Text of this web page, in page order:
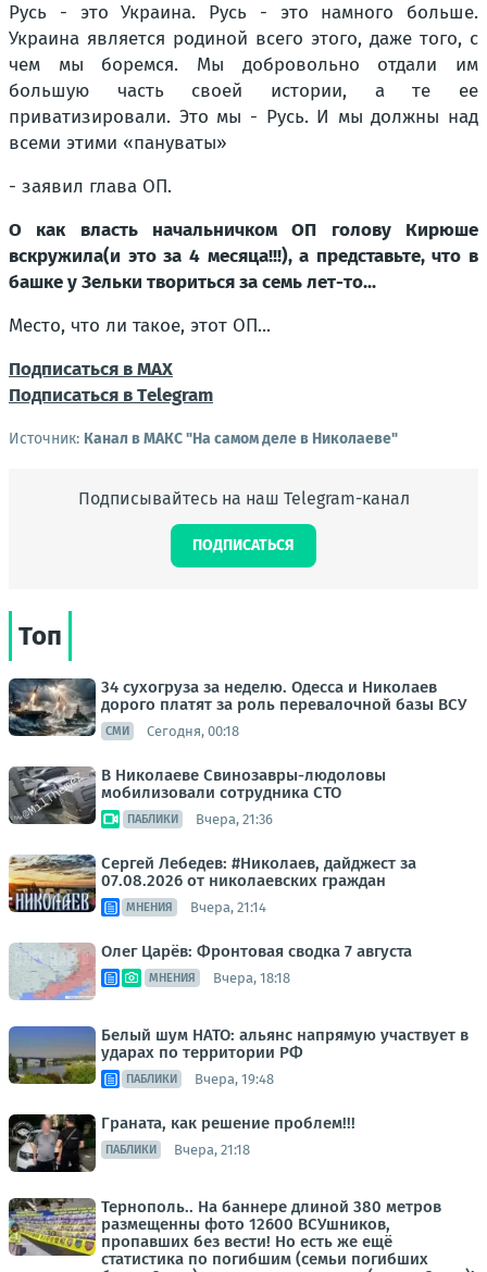
Русь - это Украина. Русь - это намного больше.
Украина является родиной всего этого, даже того, с
чем мы боремся. Мы добровольно отдали им
большую часть своей истории, а те ее
приватизировали. Это мы - Русь. И мы должны над
всеми этими «пануваты»
- заявил глава ОП.
О как власть начальничком ОП голову Кирюше
вскружила(и это за 4 месяца!!!), а представьте, что в
башке у Зельки твориться за семь лет-то...
Место, что ли такое, этот ОП...
Подписаться в МАХ
Подписаться в Тelegram
Источник: Канал в МАКС "На самом деле в Николаеве"
Подписывайтесь на наш Telegram-канал
ПОДПИСАТЬСЯ
Топ
34 сухогруза за неделю. Одесса и Николаев
дорого платят за роль перевалочной базы ВСУ
СМИ Сегодня, 00:18
В Николаеве Свинозавры-людоловы
мобилизовали сотрудника СТО
ПАБЛИКИ Вчера, 21:36
Сергей Лебедев: #Николаев, дайджест за
07.08.2026 от николаевских граждан
МНЕНИЯ Вчера, 21:14
Олег Царёв: Фронтовая сводка 7 августа
МНЕНИЯ Вчера, 18:18
Белый шум НАТО: альянс напрямую участвует в
ударах по территории РФ
ПАБЛИКИ Вчера, 19:48
Граната, как решение проблем!!!
ПАБЛИКИ Вчера, 21:18
Тернополь.. На баннере длиной 380 метров
размещенны фото 12600 ВСУшников,
пропавших без вести! Но есть же ещё
статистика по погибшим (семьи погибших